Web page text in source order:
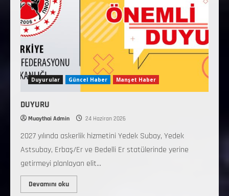
Duyurular Güncel Haber Manşet Haber
DUYURU
Muaythai Admin 24 Haziran 2026
2027 yılında askerlik hizmetini Yedek Subay, Yedek
Astsubay, Erbaş/Er ve Bedelli Er statülerinde yerine
getirmeyi planlayan elit...
Devamını oku